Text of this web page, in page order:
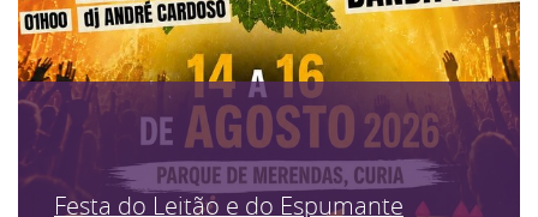
Festa do Leitão e do Espumante